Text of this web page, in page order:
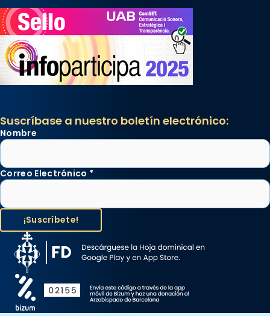
Suscríbase a nuestro boletín electrónico:
Nombre
Correo Electrónico *